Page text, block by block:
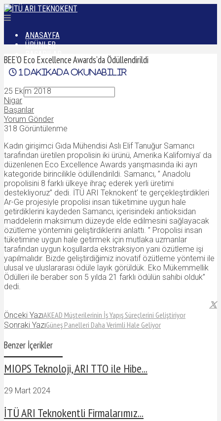
ANASAYFA
ÜRÜNLER
BAŞARILAR
DÜNYADAN
İLETIŞIM
BEE’O Eco Excellence Awards’da Ödüllendirildi
1 dakikada okunabilir
25 Ekim 2018
Nigar
Başarılar
Yorum Gönder
318 Görüntülenme
Kadın girişimci Gıda Mühendisi Aslı Elif Tanuğur Samancı
tarafından üretilen propolisin iki ürünü, Amerika Kaliforniya’ da
düzenlenen Eco Excellence Awards yarışmasında iki ayrı
kategoride birincilikle ödüllendirildi. Samancı, ” Anadolu
propolisini 8 farklı ülkeye ihraç ederek yerli üretimi
destekliyoruz” dedi. İTÜ ARI Teknokent’ te gerçekleştirdikleri
Ar-Ge projesiyle propolisi insan tüketimine uygun hale
getirdiklerini kaydeden Samancı, içerisindeki antioksidan
maddelerin maksimum düzeyde elde edilmesini sağlayacak
özütleme yöntemini geliştirdiklerini anlattı. ” Propolisi insan
tüketimine uygun hale getirmek için mutlaka uzmanlar
tarafından uygun koşullarda ekstraksiyon yani özütleme işi
yapılmalıdır. Bizde geliştirdiğimiz inovatif özütleme yöntemi ile
ulusal ve uluslararası ödüle layık görüldük. Eko Mükemmellik
Ödülleri ile beraber son 5 yılda 21 farklı ödülün sahibi olduk”
dedi.
Önceki YazıAKEAD Müşterilerinin İş Yapış Süreçlerini Geliştiriyor
Sonraki YazıGüneş Panelleri Daha Verimli Hale Geliyor
Benzer İçerikler
MIOPS Teknoloji, ARI TTO ile Hibe...
29 Mart 2024
İTÜ ARI Teknokentli Firmalarımız...